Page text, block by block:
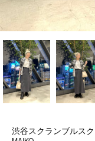
渋谷スクランブルス